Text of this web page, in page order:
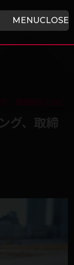
MENUCLOSE
、取締役COOに
グ、取締